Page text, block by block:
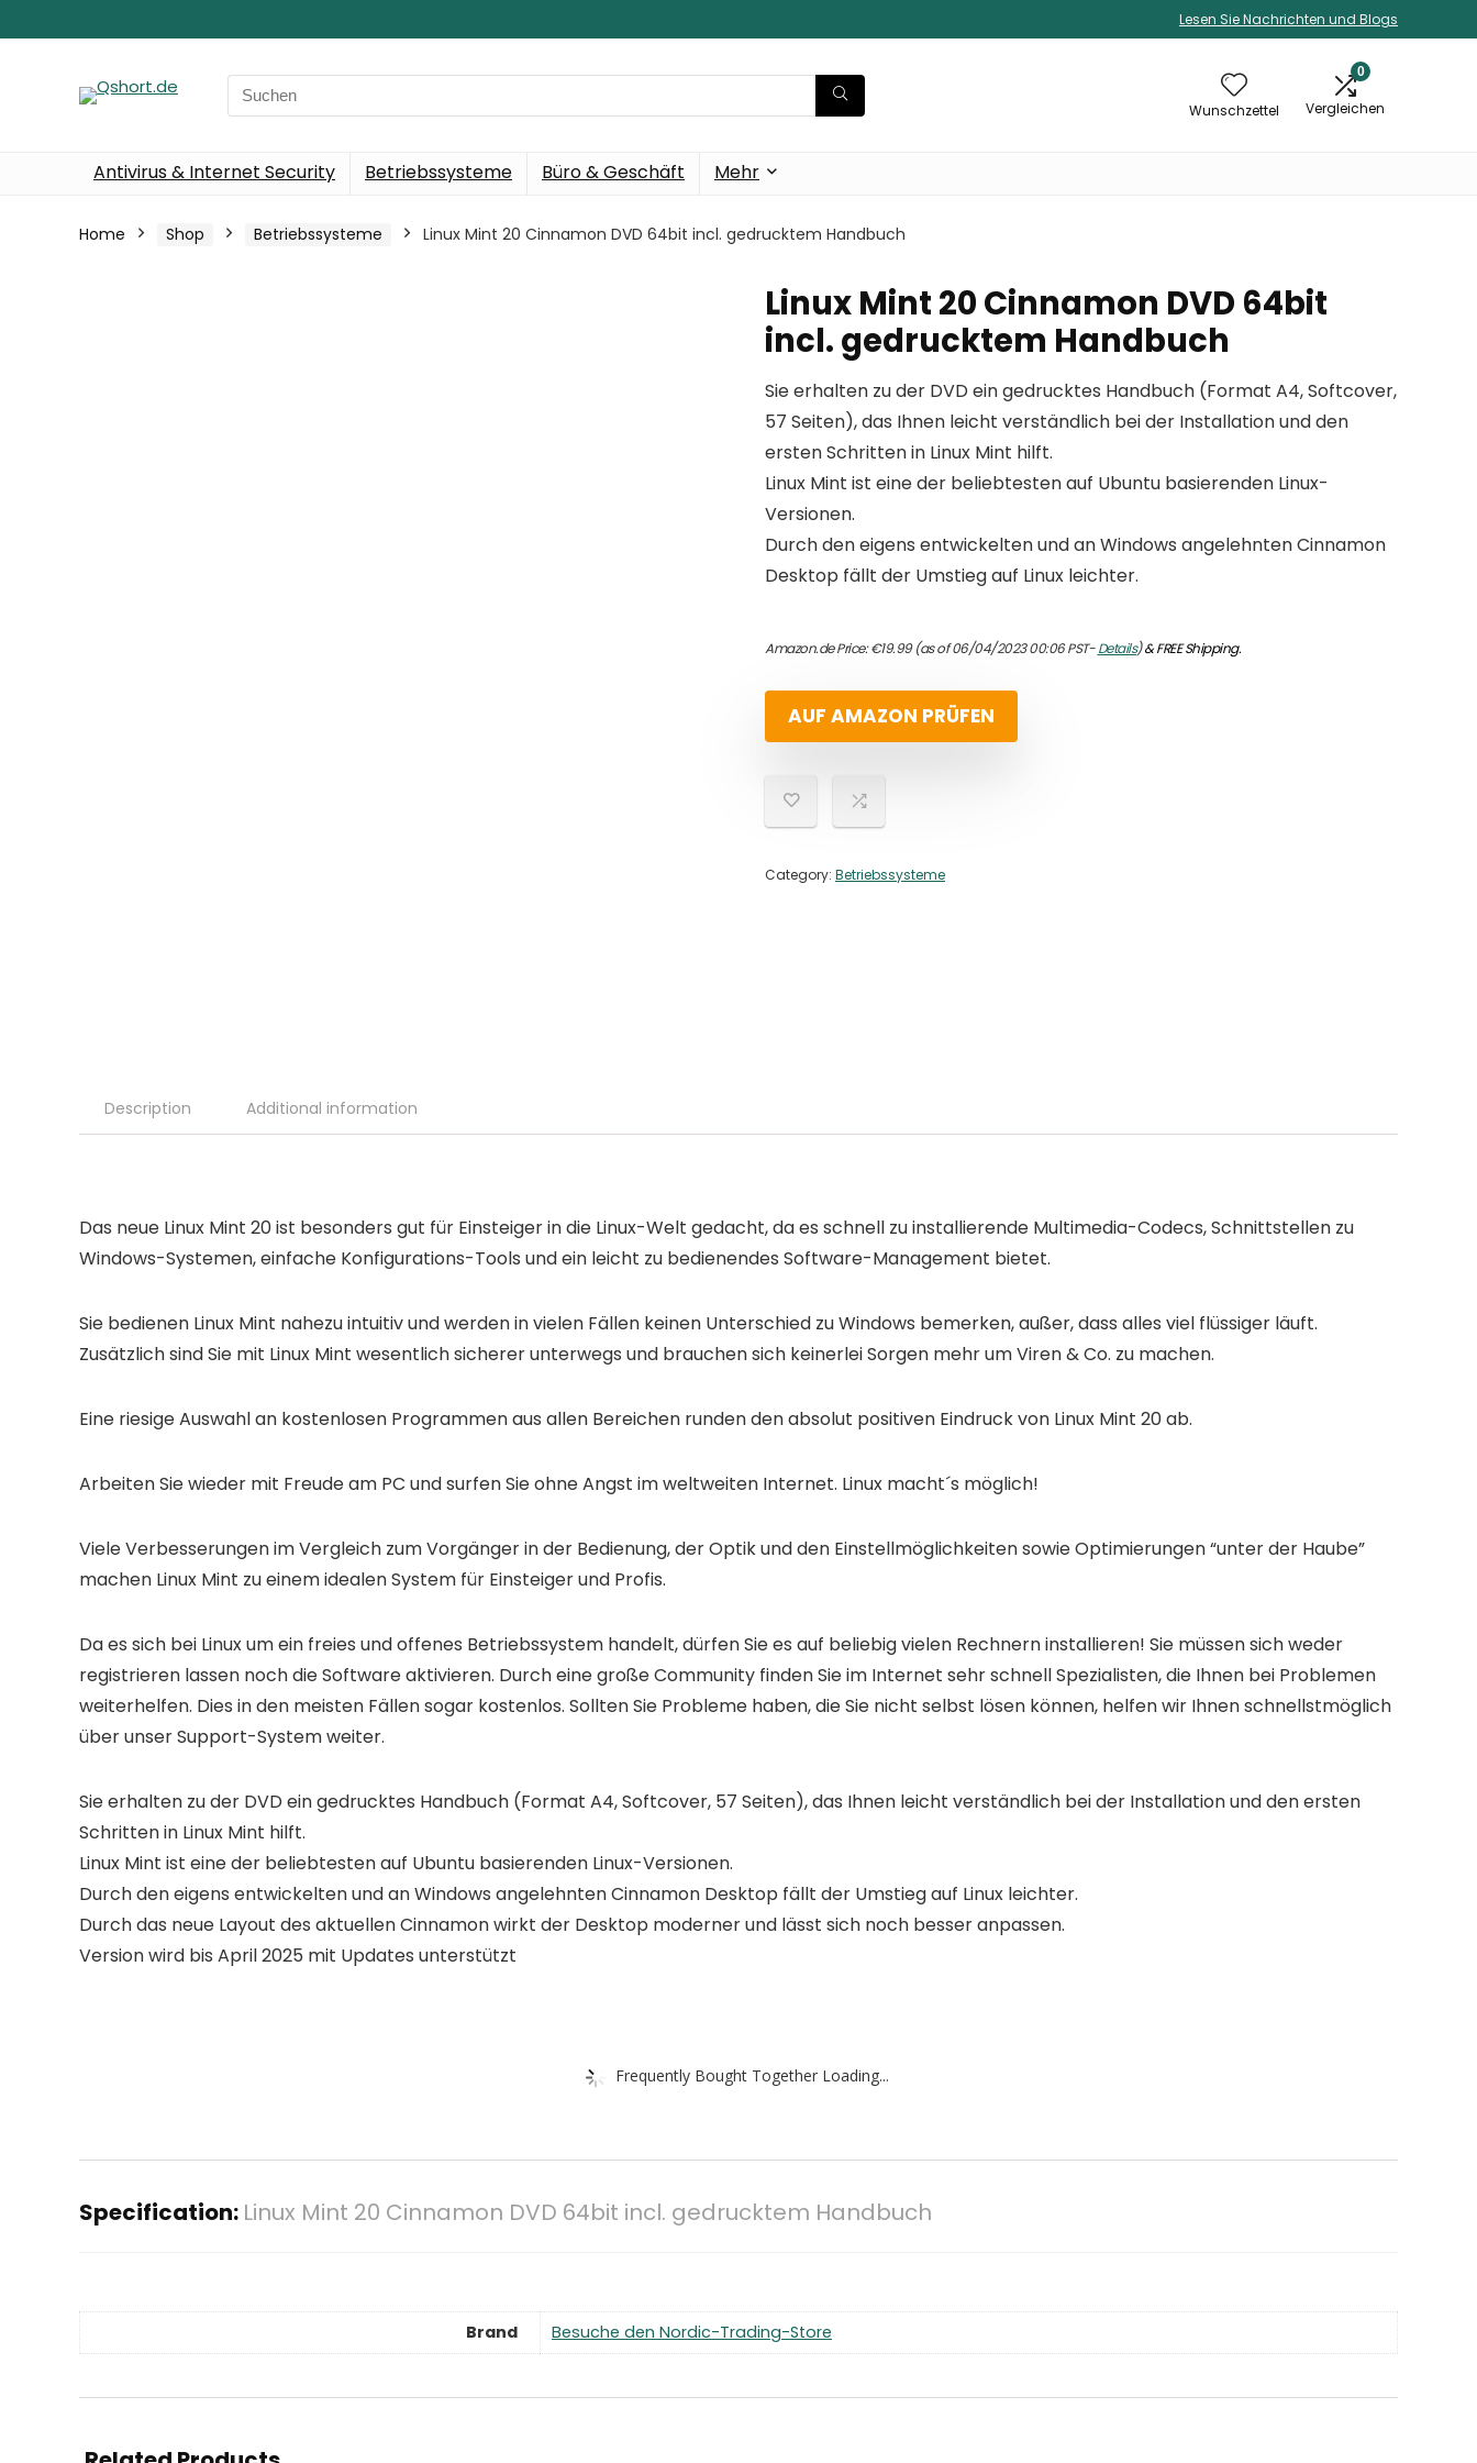
Lesen Sie Nachrichten und Blogs
Search
for:
Wunschzettel
0
Vergleichen
Antivirus & Internet Security Betriebssysteme Büro & Geschäft Mehr
Home Shop Betriebssysteme Linux Mint 20 Cinnamon DVD 64bit incl. gedrucktem Handbuch
Linux Mint 20 Cinnamon DVD 64bit
incl. gedrucktem Handbuch
Sie erhalten zu der DVD ein gedrucktes Handbuch (Format A4, Softcover,
57 Seiten), das Ihnen leicht verständlich bei der Installation und den
ersten Schritten in Linux Mint hilft.
Linux Mint ist eine der beliebtesten auf Ubuntu basierenden Linux-
Versionen.
Durch den eigens entwickelten und an Windows angelehnten Cinnamon
Desktop fällt der Umstieg auf Linux leichter.
Amazon.de Price:€19.99(as of 06/04/2023 00:06 PST-Details)&FREE Shipping.
AUF AMAZON PRÜFEN
Category: Betriebssysteme
Description Additional information
Das neue Linux Mint 20 ist besonders gut für Einsteiger in die Linux-Welt gedacht, da es schnell zu installierende Multimedia-Codecs, Schnittstellen zu
Windows-Systemen, einfache Konfigurations-Tools und ein leicht zu bedienendes Software-Management bietet.
Sie bedienen Linux Mint nahezu intuitiv und werden in vielen Fällen keinen Unterschied zu Windows bemerken, außer, dass alles viel flüssiger läuft.
Zusätzlich sind Sie mit Linux Mint wesentlich sicherer unterwegs und brauchen sich keinerlei Sorgen mehr um Viren & Co. zu machen.
Eine riesige Auswahl an kostenlosen Programmen aus allen Bereichen runden den absolut positiven Eindruck von Linux Mint 20 ab.
Arbeiten Sie wieder mit Freude am PC und surfen Sie ohne Angst im weltweiten Internet. Linux macht´s möglich!
Viele Verbesserungen im Vergleich zum Vorgänger in der Bedienung, der Optik und den Einstellmöglichkeiten sowie Optimierungen “unter der Haube”
machen Linux Mint zu einem idealen System für Einsteiger und Profis.
Da es sich bei Linux um ein freies und offenes Betriebssystem handelt, dürfen Sie es auf beliebig vielen Rechnern installieren! Sie müssen sich weder
registrieren lassen noch die Software aktivieren. Durch eine große Community finden Sie im Internet sehr schnell Spezialisten, die Ihnen bei Problemen
weiterhelfen. Dies in den meisten Fällen sogar kostenlos. Sollten Sie Probleme haben, die Sie nicht selbst lösen können, helfen wir Ihnen schnellstmöglich
über unser Support-System weiter.
Sie erhalten zu der DVD ein gedrucktes Handbuch (Format A4, Softcover, 57 Seiten), das Ihnen leicht verständlich bei der Installation und den ersten
Schritten in Linux Mint hilft.
Linux Mint ist eine der beliebtesten auf Ubuntu basierenden Linux-Versionen.
Durch den eigens entwickelten und an Windows angelehnten Cinnamon Desktop fällt der Umstieg auf Linux leichter.
Durch das neue Layout des aktuellen Cinnamon wirkt der Desktop moderner und lässt sich noch besser anpassen.
Version wird bis April 2025 mit Updates unterstützt
Frequently Bought Together Loading...
Specification: Linux Mint 20 Cinnamon DVD 64bit incl. gedrucktem Handbuch
Brand Besuche den Nordic-Trading-Store